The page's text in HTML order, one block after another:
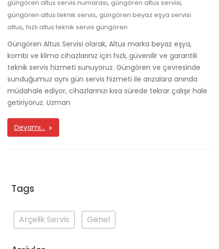
güngören altus servis numarası, güngören altus servisi,
güngören altus teknik servis, güngören beyaz eşya servisi
altus, hızlı altus teknik servis güngören
Güngören Altus Servisi olarak, Altus marka beyaz eşya,
kombi ve klima cihazlarınız için hızlı, güvenilir ve garantili
teknik servis hizmeti sunuyoruz. Güngören ve çevresinde
sunduğumuz aynı gün servis hizmeti ile arızalara anında
müdahale ediyor, cihazlarınızı kısa sürede tekrar çalışır hale
getiriyoruz. Uzman
Devamı…
Tags
Arçelik Servis Genel